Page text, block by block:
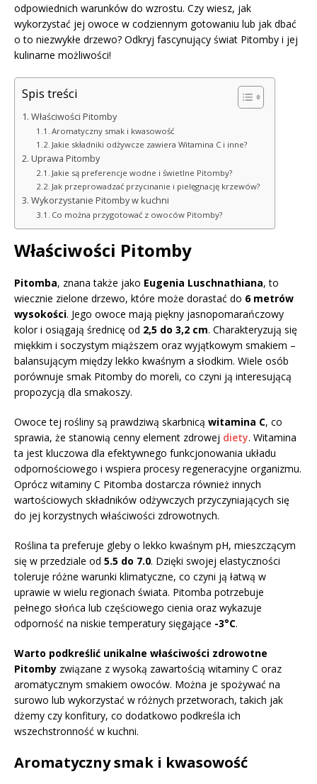
odpowiednich warunków do wzrostu. Czy wiesz, jak
wykorzystać jej owoce w codziennym gotowaniu lub jak dbać
o to niezwykłe drzewo? Odkryj fascynujący świat Pitomby i jej
kulinarne możliwości!
Spis treści
Właściwości Pitomby
Aromatyczny smak i kwasowość
Jakie składniki odżywcze zawiera Witamina C i inne?
Uprawa Pitomby
Jakie są preferencje wodne i świetlne Pitomby?
Jak przeprowadzać przycinanie i pielęgnację krzewów?
Wykorzystanie Pitomby w kuchni
Co można przygotować z owoców Pitomby?
Właściwości Pitomby
Pitomba, znana także jako Eugenia Luschnathiana, to
wiecznie zielone drzewo, które może dorastać do 6 metrów
wysokości. Jego owoce mają piękny jasnopomarańczowy
kolor i osiągają średnicę od 2,5 do 3,2 cm. Charakteryzują się
miękkim i soczystym miąższem oraz wyjątkowym smakiem –
balansującym między lekko kwaśnym a słodkim. Wiele osób
porównuje smak Pitomby do moreli, co czyni ją interesującą
propozycją dla smakoszy.
Owoce tej rośliny są prawdziwą skarbnicą witamina C, co
sprawia, że stanowią cenny element zdrowej diety. Witamina
ta jest kluczowa dla efektywnego funkcjonowania układu
odpornościowego i wspiera procesy regeneracyjne organizmu.
Oprócz witaminy C Pitomba dostarcza również innych
wartościowych składników odżywczych przyczyniających się
do jej korzystnych właściwości zdrowotnych.
Roślina ta preferuje gleby o lekko kwaśnym pH, mieszczącym
się w przedziale od 5.5 do 7.0. Dzięki swojej elastyczności
toleruje różne warunki klimatyczne, co czyni ją łatwą w
uprawie w wielu regionach świata. Pitomba potrzebuje
pełnego słońca lub częściowego cienia oraz wykazuje
odporność na niskie temperatury sięgające -3°C.
Warto podkreślić unikalne właściwości zdrowotne
Pitomby związane z wysoką zawartością witaminy C oraz
aromatycznym smakiem owoców. Można je spożywać na
surowo lub wykorzystać w różnych przetworach, takich jak
dżemy czy konfitury, co dodatkowo podkreśla ich
wszechstronność w kuchni.
Aromatyczny smak i kwasowość